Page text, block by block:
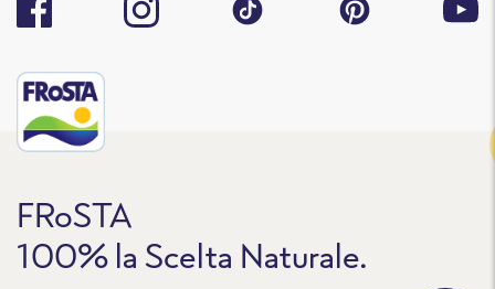
FRoSTA
100% la Scelta Naturale.